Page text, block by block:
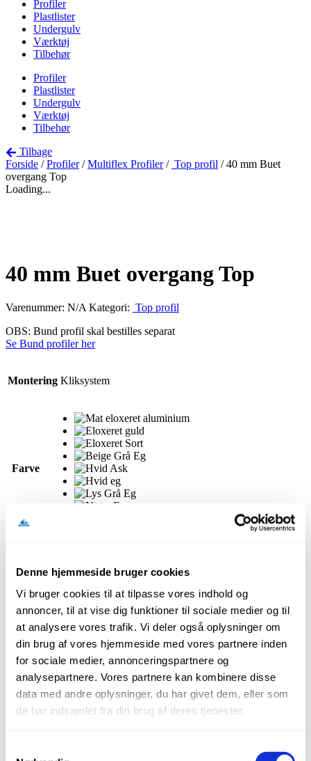
Denne hjemmeside bruger cookies
Vi bruger cookies til at tilpasse vores indhold og
annoncer, til at vise dig funktioner til sociale medier og til
at analysere vores trafik. Vi deler også oplysninger om
din brug af vores hjemmeside med vores partnere inden
for sociale medier, annonceringspartnere og
analysepartnere. Vores partnere kan kombinere disse
data med andre oplysninger, du har givet dem, eller som
de har indsamlet fra din brug af deres tjenester.
Profiler
Plastlister
Undergulv
Værktøj
Tilbehør
Profiler
Plastlister
Undergulv
Værktøj
Tilbehør
Tilbage
Forside /Profiler/Multiflex Profiler/ Top profil / 40 mm Buet
overgang Top
Loading...
40 mm Buet overgang Top
Varenummer: N/A Kategori: Top profil
OBS: Bund profil skal bestilles separat
Se Bund profiler her
Montering Kliksystem
Farve
Længde
540 cm
Ryd
Denne 40 mm buede overgangsprofil med folieoverflade er ideel til
at skabe en pæn overgang mellem gulve med mindre højdeforskel.
Den fås i flere træ-look farver som Beige Grå Eg, Hvid Ask, Hvid
Eg, Lys Grå Eg, Natur Eg og Sand Eg, som matcher mange
moderne trægulve.
Profilen monteres nemt med et kliksystem uden synlige skruer,
hvilket giver en ren finish og tillader gulvet at arbejde naturligt. Det
gør den særligt velegnet til trægulve, hvor bevægelse kan
Relaterede produkter